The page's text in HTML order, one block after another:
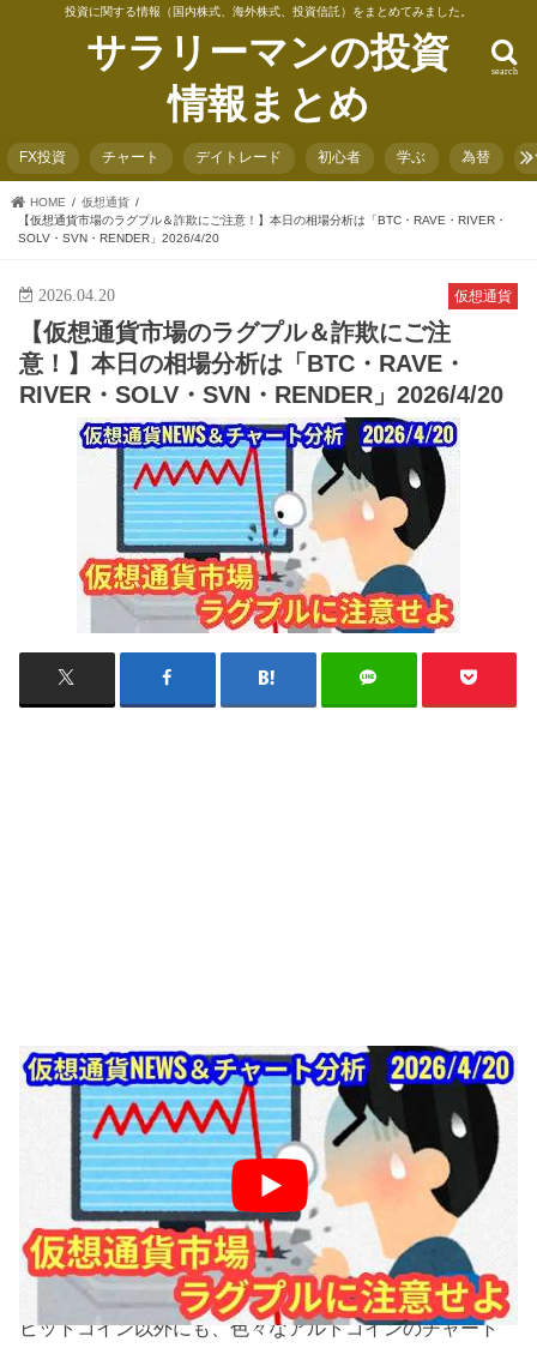
投資に関する情報（国内株式、海外株式、投資信託）をまとめてみました。
サラリーマンの投資
情報まとめ
search
FX投資 チャート デイトレード 初心者 学ぶ 為替
HOME
仮想通貨
【仮想通貨市場のラグプル＆詐欺にご注意！】本日の相場分析は「BTC・RAVE・RIVER・
SOLV・SVN・RENDER」2026/4/20
仮想通貨
2026.04.20
【仮想通貨市場のラグプル＆詐欺にご注
意！】本日の相場分析は「BTC・RAVE・
RIVER・SOLV・SVN・RENDER」2026/4/20
◆【チャンネルの特徴】◆
仮想通貨（暗号資産）のチャート分析・相場分析をお届
けしています。
毎日更新されますので、良かったらチャンネル登録もお
願いします。
◆【動画の内容】◆
ビットコイン以外にも、色々なアルトコインのチャート